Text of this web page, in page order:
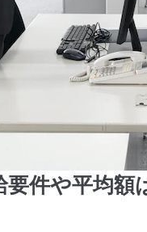
要件や平均額